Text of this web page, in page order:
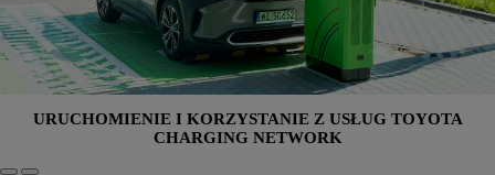
URUCHOMIENIE I KORZYSTANIE Z USŁUG TOYOTA
CHARGING NETWORK